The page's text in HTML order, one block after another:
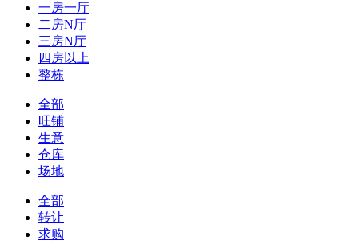
一房一厅
二房N厅
三房N厅
四房以上
整栋
全部
旺铺
生意
仓库
场地
全部
转让
求购